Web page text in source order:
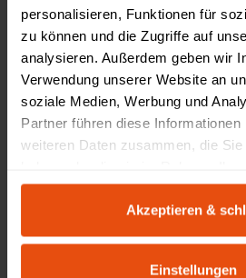
personalisieren, Funktionen für
zu können und die Zugriffe auf
analysieren. Außerdem geben wir
Verwendung unserer Website an
soziale Medien, Werbung und
Partner führen diese
weiteren Daten zusammen, die
gesammelt haben.
Akzeptieren &
Einstellungen
PRODUKTDESIGN AUS
Möbel mit Herkunft &
Lokale Wertschöpfung und Arbeitsplätze: